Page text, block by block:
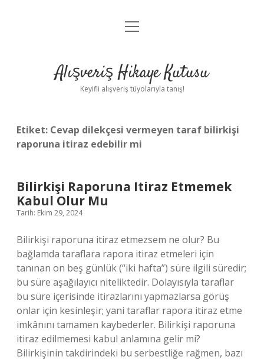
Anasayfa
Yasal Uyarı
menüyü
Alışveriş Hikaye Kutusu
Keyifli alışveriş tüyolarıyla tanış!
Etiket: Cevap dilekçesi vermeyen taraf bilirkişi
raporuna itiraz edebilir mi
Bilirkişi Raporuna Itiraz Etmemek
Kabul Olur Mu
Tarih: Ekim 29, 2024
Bilirkişi raporuna itiraz etmezsem ne olur? Bu
bağlamda taraflara rapora itiraz etmeleri için
tanınan on beş günlük (“iki hafta”) süre ilgili süredir;
bu süre aşağılayıcı niteliktedir. Dolayısıyla taraflar
bu süre içerisinde itirazlarını yapmazlarsa görüş
onlar için kesinleşir; yani taraflar rapora itiraz etme
imkânını tamamen kaybederler. Bilirkişi raporuna
itiraz edilmemesi kabul anlamına gelir mi?
Bilirkişinin takdirindeki bu serbestliğe rağmen, bazı